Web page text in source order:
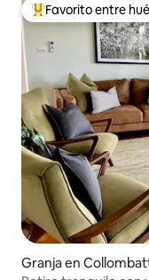
Favorito entre los
Favorito entre
Granja en